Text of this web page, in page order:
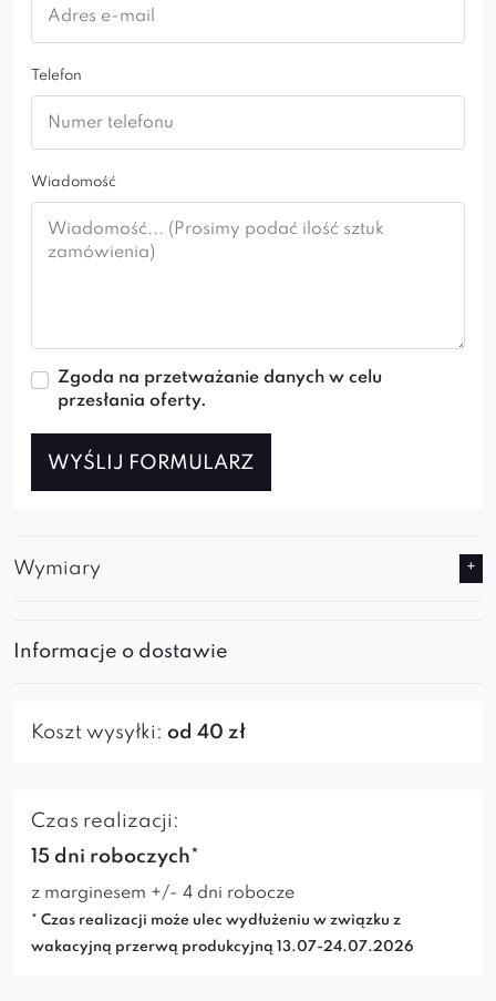
INGA SKI
Telefon
Wiadomość
Zgoda na przetważanie danych w celu
przesłania oferty.
WYŚLIJ FORMULARZ
Wymiary
Informacje o dostawie
Koszt wysyłki: od 40 zł
Czas realizacji:
15 dni roboczych*
z marginesem +/- 4 dni robocze
* Czas realizacji może ulec wydłużeniu w związku z
wakacyjną przerwą produkcyjną 13.07-24.07.2026